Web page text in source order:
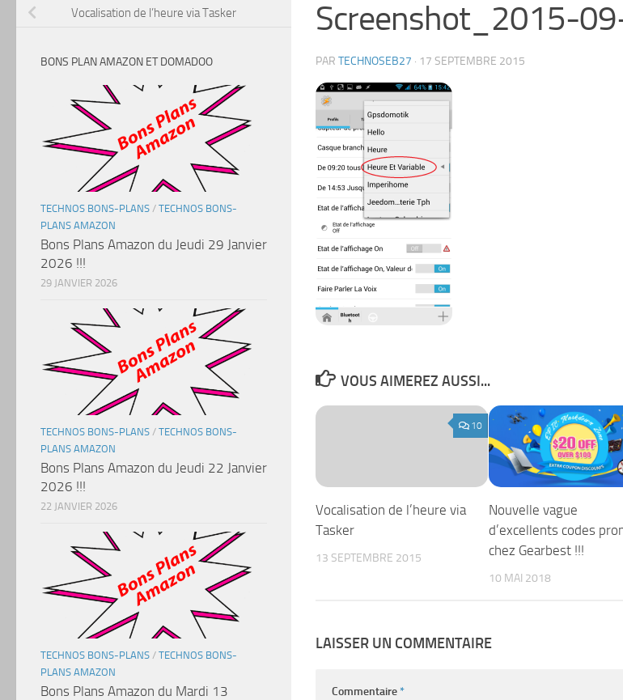
Screenshot_2015-
PAR TECHNOSEB27 · 17 SEPTEMBRE 2015
VOUS AIMEREZ AUSSI...
10
Vocalisation de l’heure via
Tasker
13 SEPTEMBRE 2015
Nouvelle vague
d’excellents codes
chez Gearbest !!!
10 MAI 2018
LAISSER UN COMMENTAIRE
Commentaire*
Vocalisation de l’heure via Tasker
BONS PLAN AMAZON ET DOMADOO
TECHNOS BONS-PLANS / TECHNOS BONS-
PLANS AMAZON
Bons Plans Amazon du Jeudi 29 Janvier
2026 !!!
29 JANVIER 2026
TECHNOS BONS-PLANS / TECHNOS BONS-
PLANS AMAZON
Bons Plans Amazon du Jeudi 22 Janvier
2026 !!!
22 JANVIER 2026
TECHNOS BONS-PLANS / TECHNOS BONS-
PLANS AMAZON
Bons Plans Amazon du Mardi 13